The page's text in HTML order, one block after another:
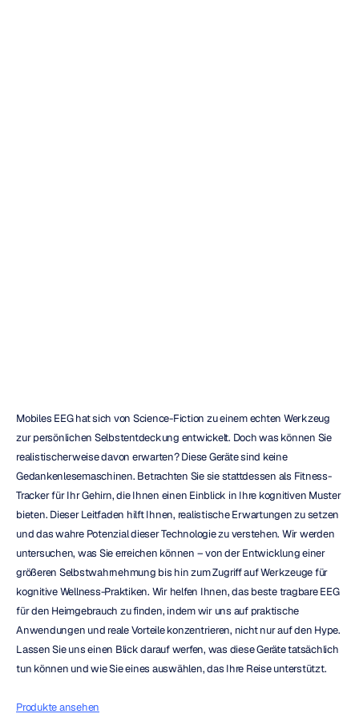
Mobiles EEG hat sich von Science-Fiction zu einem echten Werkzeug
zur persönlichen Selbstentdeckung entwickelt. Doch was können Sie
realistischerweise davon erwarten? Diese Geräte sind keine
Gedankenlesemaschinen. Betrachten Sie sie stattdessen als Fitness-
Tracker für Ihr Gehirn, die Ihnen einen Einblick in Ihre kognitiven Muster
bieten. Dieser Leitfaden hilft Ihnen, realistische Erwartungen zu setzen
und das wahre Potenzial dieser Technologie zu verstehen. Wir werden
untersuchen, was Sie erreichen können – von der Entwicklung einer
größeren Selbstwahrnehmung bis hin zum Zugriff auf Werkzeuge für
kognitive Wellness-Praktiken. Wir helfen Ihnen, das beste tragbare EEG
für den Heimgebrauch zu finden, indem wir uns auf praktische
Anwendungen und reale Vorteile konzentrieren, nicht nur auf den Hype.
Lassen Sie uns einen Blick darauf werfen, was diese Geräte tatsächlich
tun können und wie Sie eines auswählen, das Ihre Reise unterstützt.
Produkte ansehen